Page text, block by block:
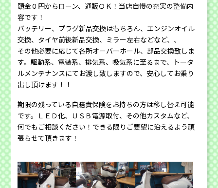
頭金０円からローン、通販ＯＫ！当店自慢の充実の整備内
容です！
バッテリー、プラグ新品交換はもちろん、エンジンオイル
交換、タイヤ前後新品交換、ミラー左右などなど、、
その他必要に応じて各所オーバーホール、部品交換致しま
す。駆動系、電装系、排気系、吸気系に至るまで、トータ
ルメンテナンスにてお渡し致しますので、安心してお乗り
出し頂けます！！
期限の残っている自賠責保険をお持ちの方は移し替え可能
です。ＬＥＤ化、ＵＳＢ電源取付、その他カスタムなど、
何でもご相談ください！できる限りご要望に沿えるよう頑
張らせて頂きます！